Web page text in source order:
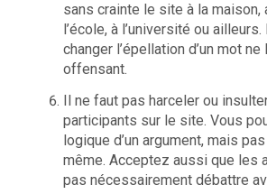
sans crainte le site à la maison,
l’école, à l’université ou
changer l’épellation d’un mot
offensant.
Il ne faut pas harceler ou
participants sur le site. Vous
logique d’un argument, mais
même. Acceptez aussi que les
pas nécessairement débattre